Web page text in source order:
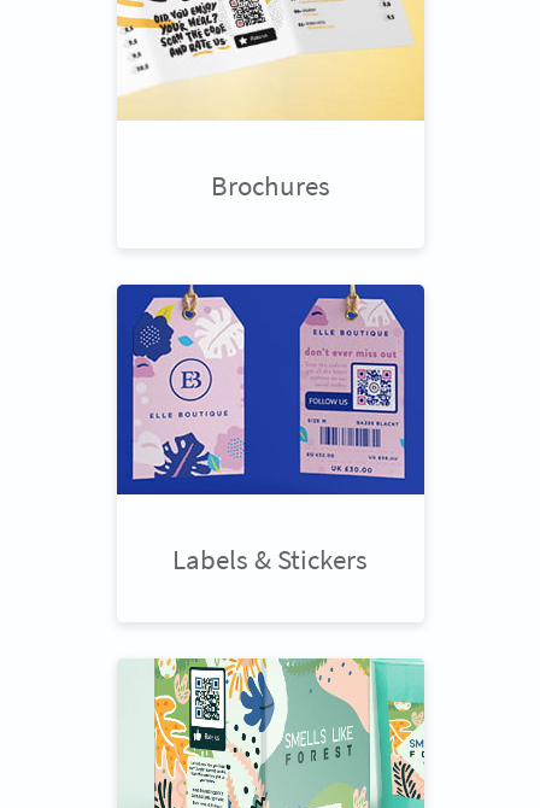
Brochures
Labels & Stickers